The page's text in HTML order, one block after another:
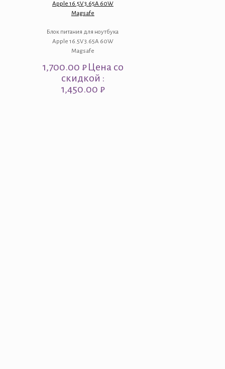
Apple 16.5V 3.65A 60W
Magsafe
Блок питания для ноутбука
Apple 16.5V 3.65A 60W
Magsafe
1,700.00 ₽Цена со
скидкой :
1,450.00 ₽